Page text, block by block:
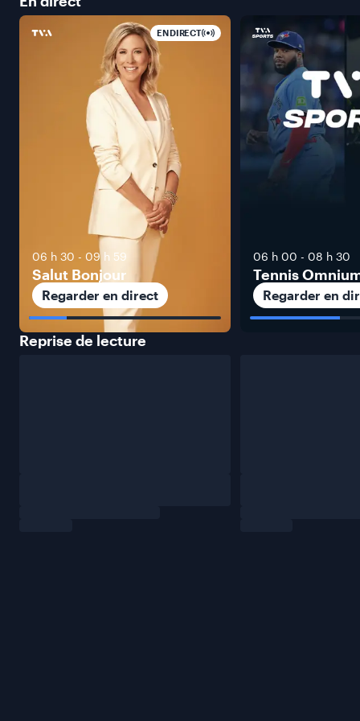
EN DIRECT
06 h 30 - 09 h 59
Salut Bonjour
Regarder en direct
06 h 00 - 08 h 30
Tennis
Regarder en
Reprise de lecture